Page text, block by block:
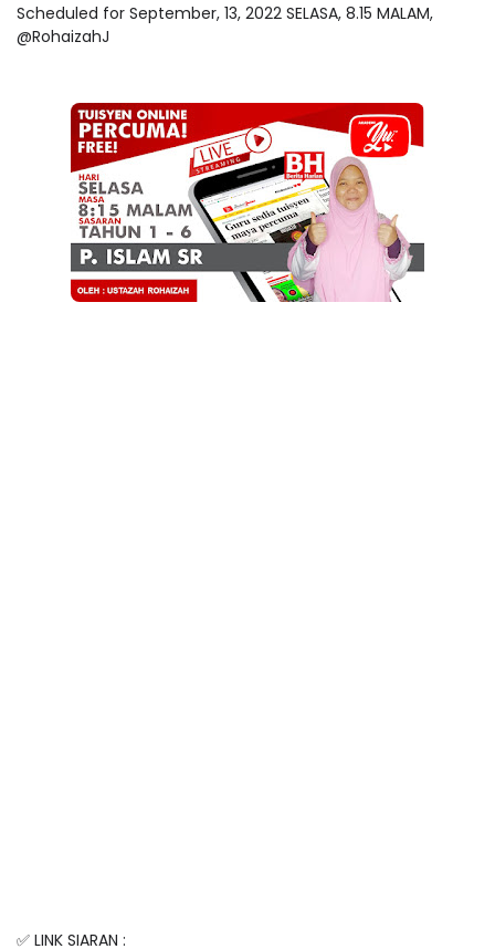
Scheduled for September, 13, 2022 SELASA, 8.15 MALAM,
@RohaizahJ
✅ LINK SIARAN :